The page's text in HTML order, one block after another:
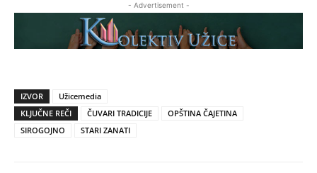
- Advertisement -
IZVOR
Užicemedia
KLJUČNE REČI
ČUVARI TRADICIJE
OPŠTINA ČAJETINA
SIROGOJNO
STARI ZANATI